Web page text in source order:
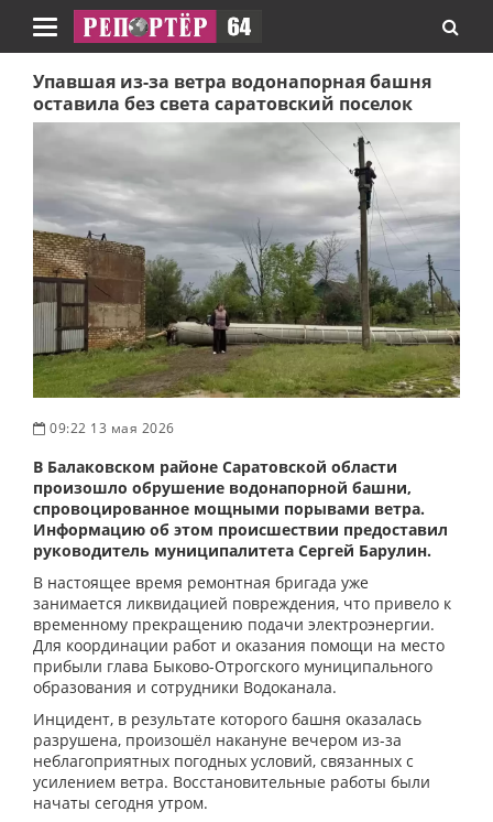
Навигация
Упавшая из-за ветра водонапорная башня
оставила без света саратовский поселок
09:22 13 мая 2026
В Балаковском районе Саратовской области
произошло обрушение водонапорной башни,
спровоцированное мощными порывами ветра.
Информацию об этом происшествии предоставил
руководитель муниципалитета Сергей Барулин.
В настоящее время ремонтная бригада уже
занимается ликвидацией повреждения, что привело к
временному прекращению подачи электроэнергии.
Для координации работ и оказания помощи на место
прибыли глава Быково-Отрогского муниципального
образования и сотрудники Водоканала.
Инцидент, в результате которого башня оказалась
разрушена, произошёл накануне вечером из-за
неблагоприятных погодных условий, связанных с
усилением ветра. Восстановительные работы были
начаты сегодня утром.